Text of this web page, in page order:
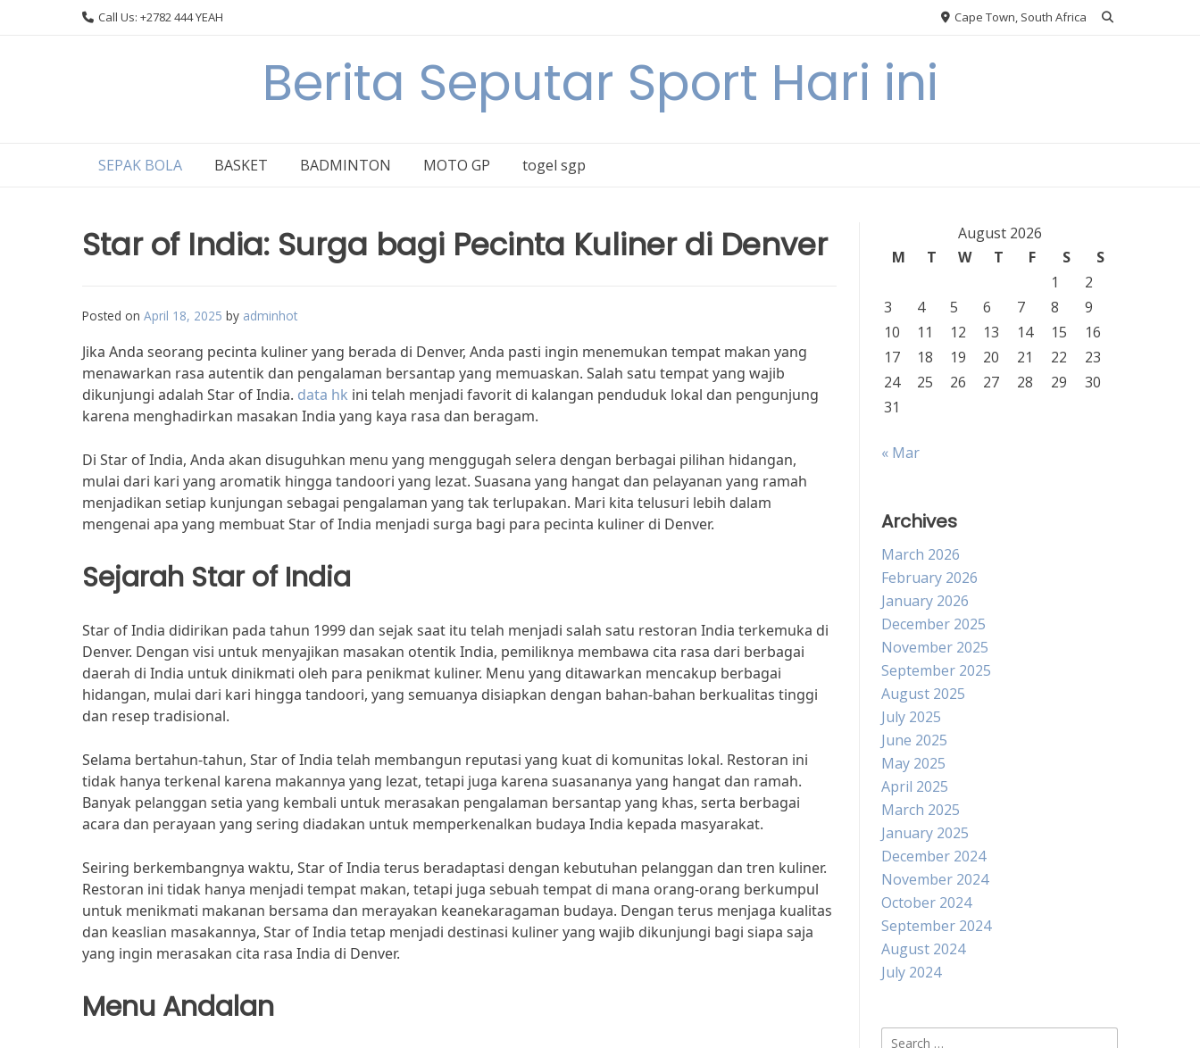
Call Us: +2782 444 YEAH Cape Town, South Africa
Berita Seputar Sport Hari ini
SEPAK BOLA BASKET BADMINTON MOTO GP togel sgp
Star of India: Surga bagi Pecinta Kuliner di Denver
Posted on April 18, 2025 by adminhot
Jika Anda seorang pecinta kuliner yang berada di Denver, Anda pasti ingin menemukan tempat makan yang
menawarkan rasa autentik dan pengalaman bersantap yang memuaskan. Salah satu tempat yang wajib
dikunjungi adalah Star of India. data hk ini telah menjadi favorit di kalangan penduduk lokal dan pengunjung
karena menghadirkan masakan India yang kaya rasa dan beragam.
Di Star of India, Anda akan disuguhkan menu yang menggugah selera dengan berbagai pilihan hidangan,
mulai dari kari yang aromatik hingga tandoori yang lezat. Suasana yang hangat dan pelayanan yang ramah
menjadikan setiap kunjungan sebagai pengalaman yang tak terlupakan. Mari kita telusuri lebih dalam
mengenai apa yang membuat Star of India menjadi surga bagi para pecinta kuliner di Denver.
Sejarah Star of India
Star of India didirikan pada tahun 1999 dan sejak saat itu telah menjadi salah satu restoran India terkemuka di
Denver. Dengan visi untuk menyajikan masakan otentik India, pemiliknya membawa cita rasa dari berbagai
daerah di India untuk dinikmati oleh para penikmat kuliner. Menu yang ditawarkan mencakup berbagai
hidangan, mulai dari kari hingga tandoori, yang semuanya disiapkan dengan bahan-bahan berkualitas tinggi
dan resep tradisional.
Selama bertahun-tahun, Star of India telah membangun reputasi yang kuat di komunitas lokal. Restoran ini
tidak hanya terkenal karena makannya yang lezat, tetapi juga karena suasananya yang hangat dan ramah.
Banyak pelanggan setia yang kembali untuk merasakan pengalaman bersantap yang khas, serta berbagai
acara dan perayaan yang sering diadakan untuk memperkenalkan budaya India kepada masyarakat.
Seiring berkembangnya waktu, Star of India terus beradaptasi dengan kebutuhan pelanggan dan tren kuliner.
Restoran ini tidak hanya menjadi tempat makan, tetapi juga sebuah tempat di mana orang-orang berkumpul
untuk menikmati makanan bersama dan merayakan keanekaragaman budaya. Dengan terus menjaga kualitas
dan keaslian masakannya, Star of India tetap menjadi destinasi kuliner yang wajib dikunjungi bagi siapa saja
yang ingin merasakan cita rasa India di Denver.
Menu Andalan
August 2026
M
T W T F S
S
1
2
3
4 5 6 7 8
9
10
11 12 13 14 15
16
17
18 19 20 21 22
23
24
25 26 27 28 29
30
31
« Mar
Archives
March 2026
February 2026
January 2026
December 2025
November 2025
September 2025
August 2025
July 2025
June 2025
May 2025
April 2025
March 2025
January 2025
December 2024
November 2024
October 2024
September 2024
August 2024
July 2024
Search